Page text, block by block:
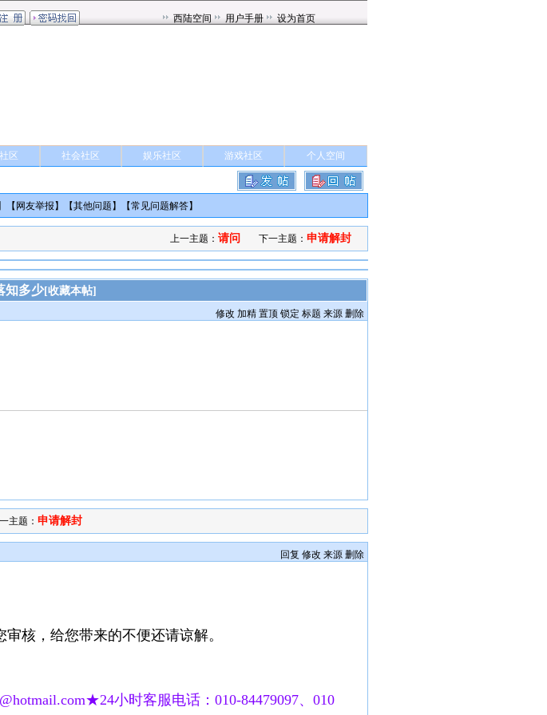
区 社会社区 娱乐社区 游戏社区 个人空间
【 网友举报 】【其他问题 】【常见问题解答】
上一主题： 请问 下一主题： 申请解封
多少[收藏本帖]
修改 加精 置顶 锁定 标题 来源 删除
主题：申请解封
回复 修改 来源 删除
核，给您带来的不便还请谅解。
小时客服电话：010-84479097、010